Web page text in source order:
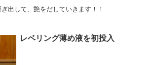
出して、艶をだしていきます！！
レベリング薄め液を初投入